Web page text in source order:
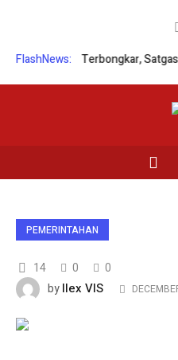
FlashNews:
Palsu Terbongkar, Satgas URC
PEMERINTAHAN
14 0
0
byIlex VIS